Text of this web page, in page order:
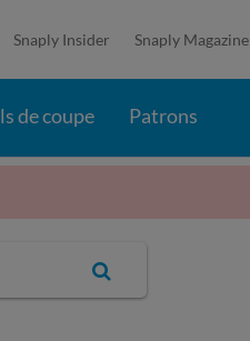
Snaply Insider Snaply Magazine
de coupe Patrons